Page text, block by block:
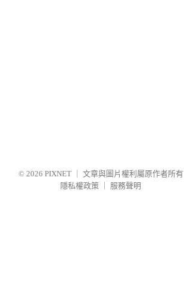
© 2026 PIXNET
文章與圖片權利屬原作者所有
隱私權政策
服務聲明